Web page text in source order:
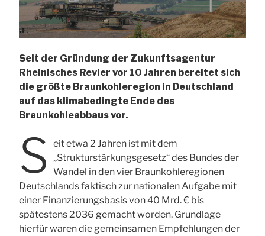
Seit der Gründung der Zukunftsagentur
Rheinisches Revier vor 10 Jahren bereitet sich
die größte Braunkohleregion in Deutschland
auf das klimabedingte Ende des
Braunkohleabbaus vor.
S
eit etwa 2 Jahren ist mit dem
„Strukturstärkungsgesetz“ des Bundes der
Wandel in den vier Braunkohleregionen
Deutschlands faktisch zur nationalen Aufgabe mit
einer Finanzierungsbasis von 40 Mrd. € bis
spätestens 2036 gemacht worden. Grundlage
hierfür waren die gemeinsamen Empfehlungen der